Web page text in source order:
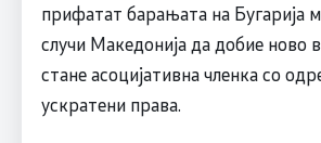
прифатат барањата на Бугарија
случи Македонија да добие ново
стане асоцијативна членка со
ускратени права.